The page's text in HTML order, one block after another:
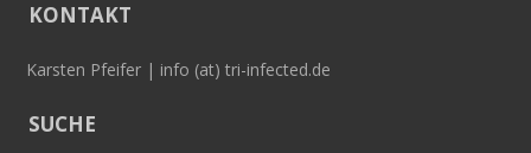
KONTAKT
Karsten Pfeifer | info (at) tri-infected.de
SUCHE